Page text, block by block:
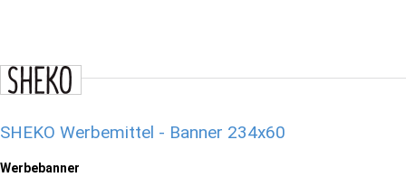
SHEKO Werbemittel - Banner 234x60
Werbebanner